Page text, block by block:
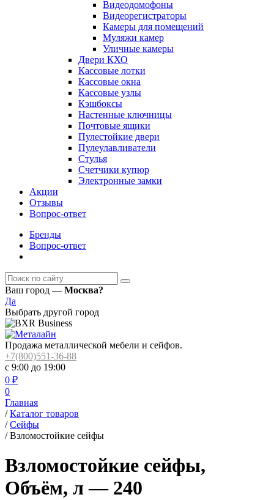
Видеодомофоны
Видеорегистраторы
Камеры для помещений
Муляжи камер
Уличные камеры
Двери КХО
Кассовые лотки
Кассовые окна
Кассовые узлы
Кэшбоксы
Настенные ключницы
Почтовые ящики
Пулестойкие двери
Пулеулавливатели
Стулья
Счетчики купюр
Электронные замки
Акции
Отзывы
Вопрос-ответ
Бренды
Вопрос-ответ
Ваш город — Москва?
Да
Выбрать другой город
Продажа металлической мебели и сейфов.
+7(800)551-36-88
с 9:00 до 19:00
0 ₽
0
Главная
/ Каталог товаров
/ Сейфы
/ Взломостойкие сейфы
Взломостойкие сейфы,
Объём, л — 240